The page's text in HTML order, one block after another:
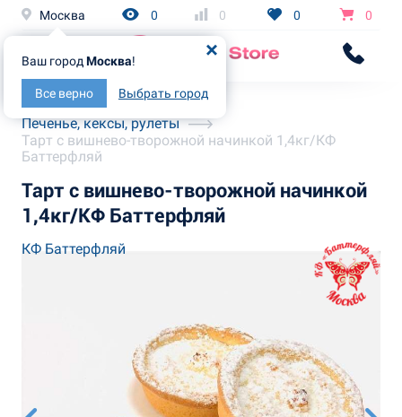
Москва
Ваш город Москва!
Все верно Выбрать город
0 0 0 0
Главная
Каталог
Печенье, кексы, рулеты
Тарт с вишнево-творожной начинкой 1,4кг/КФ
Баттерфляй
Тарт с вишнево-творожной начинкой
1,4кг/КФ Баттерфляй
КФ Баттерфляй